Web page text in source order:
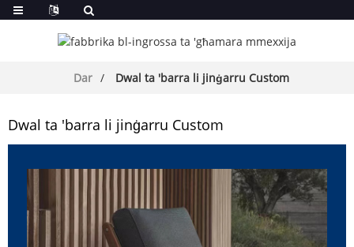
Dar Dwal ta 'barra li jinġarru Custom
Dwal ta 'barra li jinġarru Custom